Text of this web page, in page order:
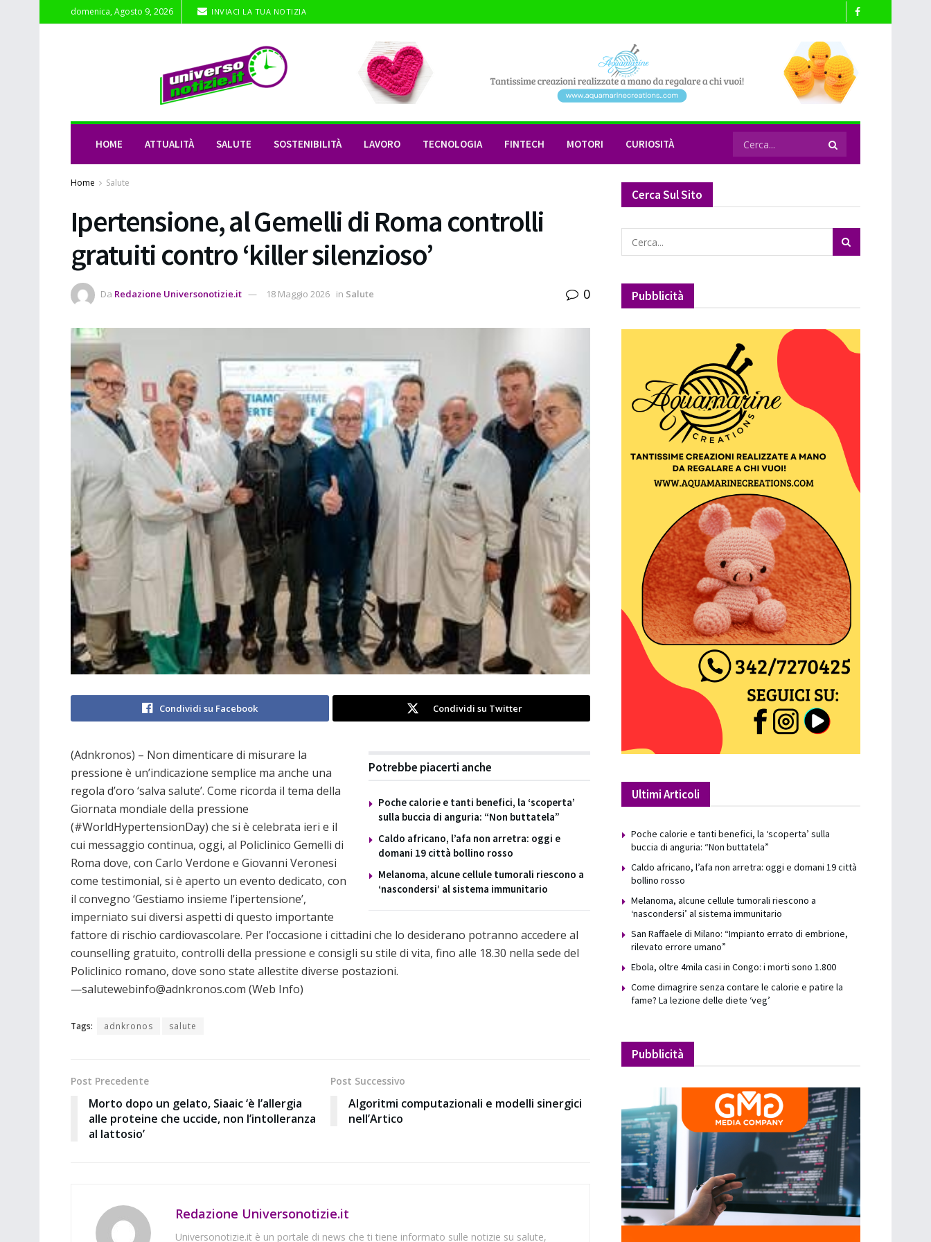
domenica, Agosto 9, 2026 INVIACI LA TUA NOTIZIA
HOME ATTUALITÀ SALUTE SOSTENIBILITÀ LAVORO TECNOLOGIA FINTECH MOTORI CURIOSITÀ
Home Salute
Ipertensione, al Gemelli di Roma controlli
gratuiti contro ‘killer silenzioso’
Da Redazione Universonotizie.it 18 Maggio 2026 in Salute 0
Condividi su Facebook Condividi su Twitter
Potrebbe piacerti anche
Poche calorie e tanti benefici, la ‘scoperta’
sulla buccia di anguria: “Non buttatela”
Caldo africano, l’afa non arretra: oggi e
domani 19 città bollino rosso
Melanoma, alcune cellule tumorali riescono a
‘nascondersi’ al sistema immunitario
(Adnkronos) – Non dimenticare di misurare la
pressione è un’indicazione semplice ma anche una
regola d’oro ‘salva salute’. Come ricorda il tema della
Giornata mondiale della pressione
(#WorldHypertensionDay) che si è celebrata ieri e il
cui messaggio continua, oggi, al Policlinico Gemelli di
Roma dove, con Carlo Verdone e Giovanni Veronesi
come testimonial, si è aperto un evento dedicato, con
il convegno ‘Gestiamo insieme l’ipertensione’,
imperniato sui diversi aspetti di questo importante
fattore di rischio cardiovascolare. Per l’occasione i cittadini che lo desiderano potranno accedere al
counselling gratuito, controlli della pressione e consigli su stile di vita, fino alle 18.30 nella sede del
Policlinico romano, dove sono state allestite diverse postazioni.
—salutewebinfo@adnkronos.com (Web Info)
Tags: adnkronos salute
Post Precedente
Morto dopo un gelato, Siaaic ‘è l’allergia
alle proteine che uccide, non l’intolleranza
al lattosio’
Post Successivo
Algoritmi computazionali e modelli sinergici
nell’Artico
Redazione Universonotizie.it
Universonotizie.it è un portale di news che ti tiene informato sulle notizie su salute,
Cerca Sul Sito
Pubblicità
Ultimi Articoli
Poche calorie e tanti benefici, la ‘scoperta’ sulla
buccia di anguria: “Non buttatela”
Caldo africano, l’afa non arretra: oggi e domani 19 città
bollino rosso
Melanoma, alcune cellule tumorali riescono a
‘nascondersi’ al sistema immunitario
San Raffaele di Milano: “Impianto errato di embrione,
rilevato errore umano”
Ebola, oltre 4mila casi in Congo: i morti sono 1.800
Come dimagrire senza contare le calorie e patire la
fame? La lezione delle diete ‘veg’
Pubblicità